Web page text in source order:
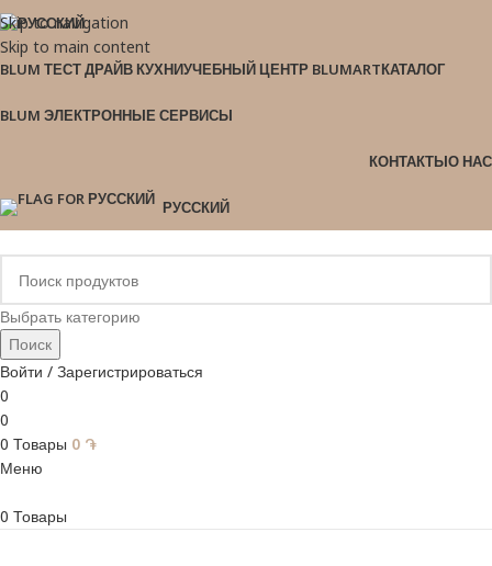
Skip to navigation
Skip to main content
BLUM ТЕСТ ДРАЙВ КУХНИУЧЕБНЫЙ ЦЕНТР BLUMARTКАТАЛОГ
BLUM ЭЛЕКТРОННЫЕ СЕРВИСЫ
КОНТАКТЫО НАС
РУССКИЙ
Выбрать категорию
Поиск
Войти / Зарегистрироваться
0
0
0 Товары 0 ֏
Меню
0 Товары